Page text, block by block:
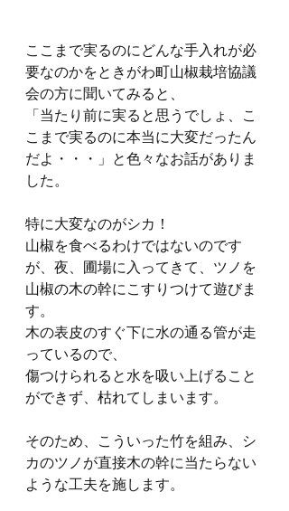
ここまで実るのにどんな手入れが必
要なのかをときがわ町山椒栽培協議
会の方に聞いてみると、
「当たり前に実ると思うでしょ、こ
こまで実るのに本当に大変だったん
だよ・・・」と色々なお話がありま
した。
特に大変なのがシカ！
山椒を食べるわけではないのです
が、夜、圃場に入ってきて、ツノを
山椒の木の幹にこすりつけて遊びま
す。
木の表皮のすぐ下に水の通る管が走
っているので、
傷つけられると水を吸い上げること
ができず、枯れてしまいます。
そのため、こういった竹を組み、シ
カのツノが直接木の幹に当たらない
ような工夫を施します。